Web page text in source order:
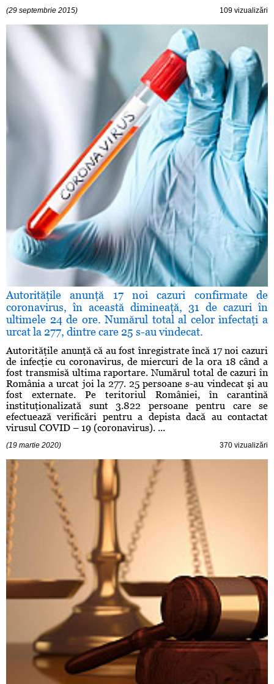
(29 septembrie 2015) 109 vizualizări
Autorităţile anunţă 17 noi cazuri confirmate de
coronavirus, în această dimineaţă, 31 de cazuri în
ultimele 24 de ore. Numărul total al celor infectaţi a
urcat la 277, dintre care 25 s-au vindecat.
Autorităţile anunţă că au fost înregistrate încă 17 noi cazuri
de infecţie cu coronavirus, de miercuri de la ora 18 când a
fost transmisă ultima raportare. Numărul total de cazuri în
România a urcat joi la 277. 25 persoane s-au vindecat şi au
fost externate. Pe teritoriul României, în carantină
instituţionalizată sunt 3.822 persoane pentru care se
efectuează verificări pentru a depista dacă au contactat
virusul COVID – 19 (coronavirus). ...
(19 martie 2020) 370 vizualizări